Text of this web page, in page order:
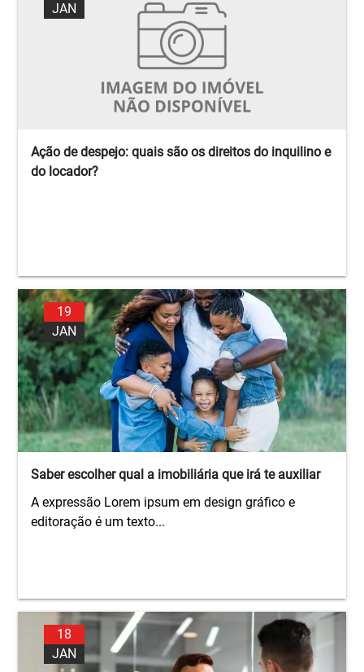
JAN
Ação de despejo: quais são os direitos do inquilino e
do locador?
19
JAN
Saber escolher qual a imobiliária que irá te auxiliar
A expressão Lorem ipsum em design gráfico e
editoração é um texto...
18
JAN